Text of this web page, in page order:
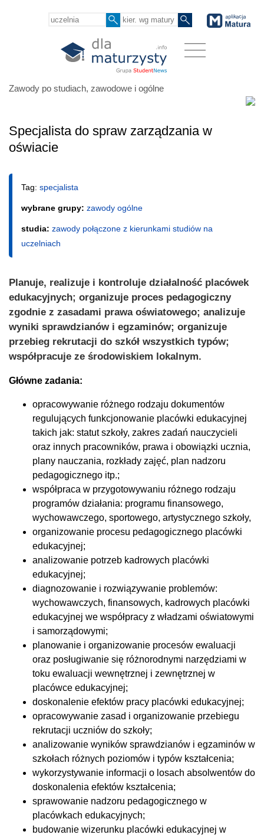
Zawody po studiach, zawodowe i ogólne
Specjalista do spraw zarządzania w
oświacie
Tag: specjalista
wybrane grupy: zawody ogólne
studia: zawody połączone z kierunkami studiów na
uczelniach
Planuje, realizuje i kontroluje działalność placówek
edukacyjnych; organizuje proces pedagogiczny
zgodnie z zasadami prawa oświatowego; analizuje
wyniki sprawdzianów i egzaminów; organizuje
przebieg rekrutacji do szkół wszystkich typów;
współpracuje ze środowiskiem lokalnym.
Główne zadania:
opracowywanie różnego rodzaju dokumentów
regulujących funkcjonowanie placówki edukacyjnej
takich jak: statut szkoły, zakres zadań nauczycieli
oraz innych pracowników, prawa i obowiązki ucznia,
plany nauczania, rozkłady zajęć, plan nadzoru
pedagogicznego itp.;
współpraca w przygotowywaniu różnego rodzaju
programów działania: programu finansowego,
wychowawczego, sportowego, artystycznego szkoły,
organizowanie procesu pedagogicznego placówki
edukacyjnej;
analizowanie potrzeb kadrowych placówki
edukacyjnej;
diagnozowanie i rozwiązywanie problemów:
wychowawczych, finansowych, kadrowych placówki
edukacyjnej we współpracy z władzami oświatowymi
i samorządowymi;
planowanie i organizowanie procesów ewaluacji
oraz posługiwanie się różnorodnymi narzędziami w
toku ewaluacji wewnętrznej i zewnętrznej w
placówce edukacyjnej;
doskonalenie efektów pracy placówki edukacyjnej;
opracowywanie zasad i organizowanie przebiegu
rekrutacji uczniów do szkoły;
analizowanie wyników sprawdzianów i egzaminów w
szkołach różnych poziomów i typów kształcenia;
wykorzystywanie informacji o losach absolwentów do
doskonalenia efektów kształcenia;
sprawowanie nadzoru pedagogicznego w
placówkach edukacyjnych;
budowanie wizerunku placówki edukacyjnej w